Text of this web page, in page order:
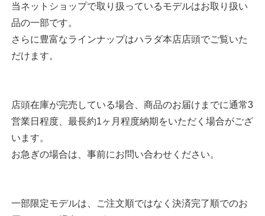
当ネットショップで取り扱っているモデルはお取り扱い
品の一部です。
さらに豊富なラインナップはハラダ本店店頭でご覧いた
だけます。
店頭在庫が完売している場合、商品のお届けまでに通常3
営業日程度、最長約1ヶ月程度納期をいただく場合がござ
います。
お急ぎの場合は、事前にお問い合わせください。
一部限定モデルは、ご注文順ではなく決済完了順でのお